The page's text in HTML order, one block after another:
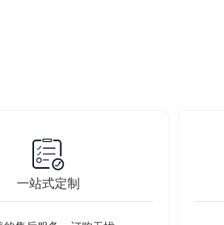
一站式定制